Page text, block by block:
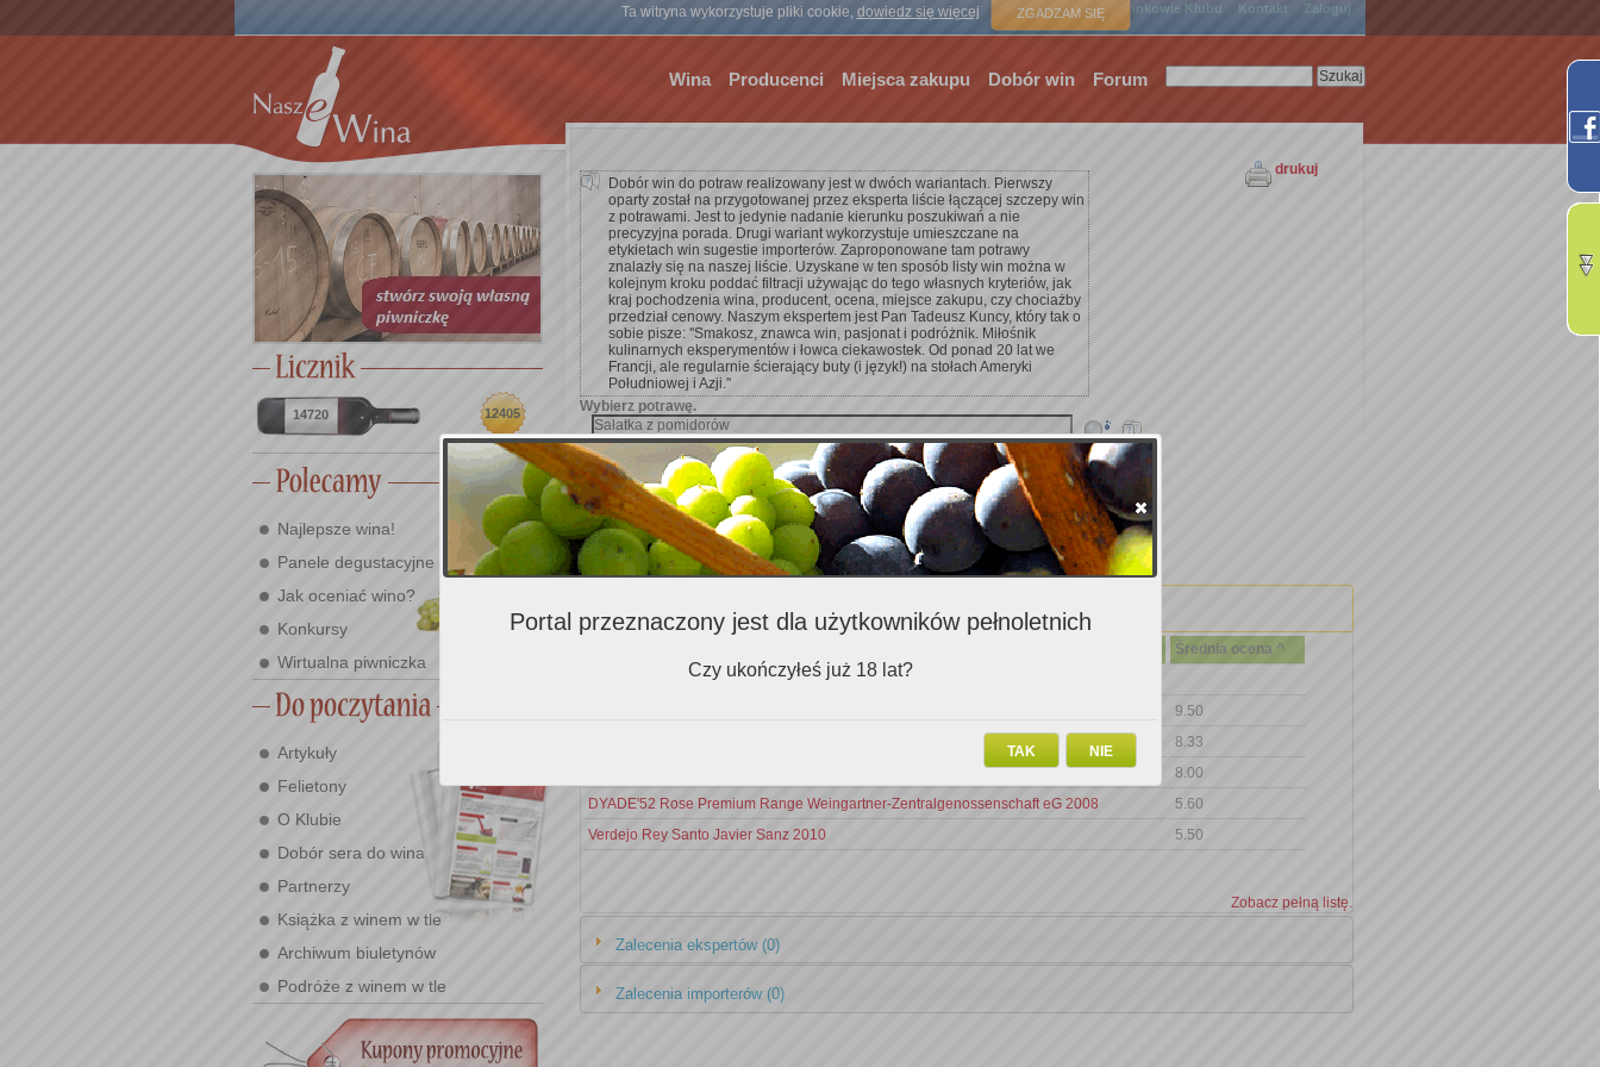
Ta witryna wykorzystuje pliki cookie, dowiedz się więcej ZGADZAM SIĘ
Strona główna Członkowie Klubu Kontakt Zaloguj
Wina Producenci Miejsca zakupu Dobór win Forum
14720 12405
Najlepsze wina!
Panele degustacyjne
Jak oceniać wino?
Konkursy
Wirtualna piwniczka
Artykuły
Felietony
O Klubie
Dobór sera do wina
Partnerzy
Książka z winem w tle
Archiwum biuletynów
Podróże z winem w tle
drukuj
Dobór win do potraw realizowany jest w dwóch wariantach. Pierwszy
oparty został na przygotowanej przez eksperta liście łączącej szczepy win
z potrawami. Jest to jedynie nadanie kierunku poszukiwań a nie
precyzyjna porada. Drugi wariant wykorzystuje umieszczane na
etykietach win sugestie importerów. Zaproponowane tam potrawy
znalazły się na naszej liście. Uzyskane w ten sposób listy win można w
kolejnym kroku poddać filtracji używając do tego własnych kryteriów, jak
kraj pochodzenia wina, producent, ocena, miejsce zakupu, czy chociażby
przedział cenowy. Naszym ekspertem jest Pan Tadeusz Kuncy, który tak o
sobie pisze: ''Smakosz, znawca win, pasjonat i podróżnik. Miłośnik
kulinarnych eksperymentów i łowca ciekawostek. Od ponad 20 lat we
Francji, ale regularnie ścierający buty (i język!) na stołach Ameryki
Południowej i Azji.''
Wybierz potrawę.
Dodaj kryterium wyszukiwania.
Zalecenia Klubowiczów (5)
Średnia ocena ^
9.50
8.33
8.00
DYADE'52 Rose Premium Range Weingartner-Zentralgenossenschaft eG 2008
5.60
Verdejo Rey Santo Javier Sanz 2010
5.50
Zobacz pełną listę.
Zalecenia ekspertów (0)
Zalecenia importerów (0)
Portal przeznaczony jest dla użytkowników pełnoletnich
Czy ukończyłeś już 18 lat?
NIE
TAK